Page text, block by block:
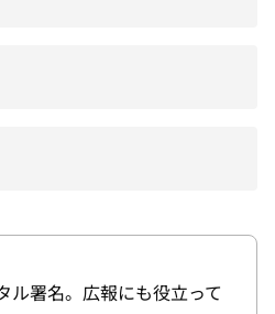
ル署名。広報にも役立って